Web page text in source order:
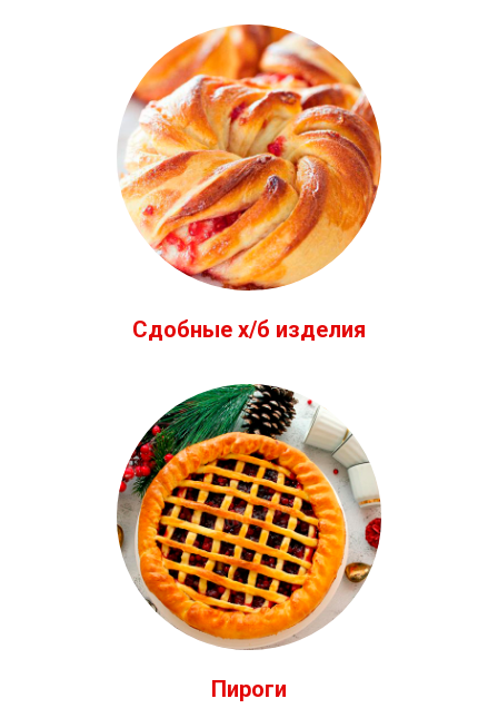
Сдобные х/б изделия
Пироги